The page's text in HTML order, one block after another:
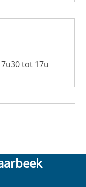
tot 17u